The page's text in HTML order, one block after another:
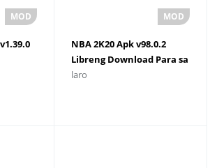
NBA 2K20 Apk v98.0.2
Libreng Download Para sa
Android
laro